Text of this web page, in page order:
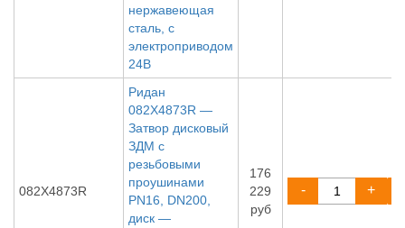
нержавеющая
сталь, с
электроприводом
24В
082X4873R
Ридан
082X4873R —
Затвор дисковый
ЗДМ с
резьбовыми
проушинами
PN16, DN200,
диск —
176
229
руб
- +